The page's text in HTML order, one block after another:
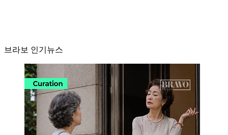
브라보 인기뉴스